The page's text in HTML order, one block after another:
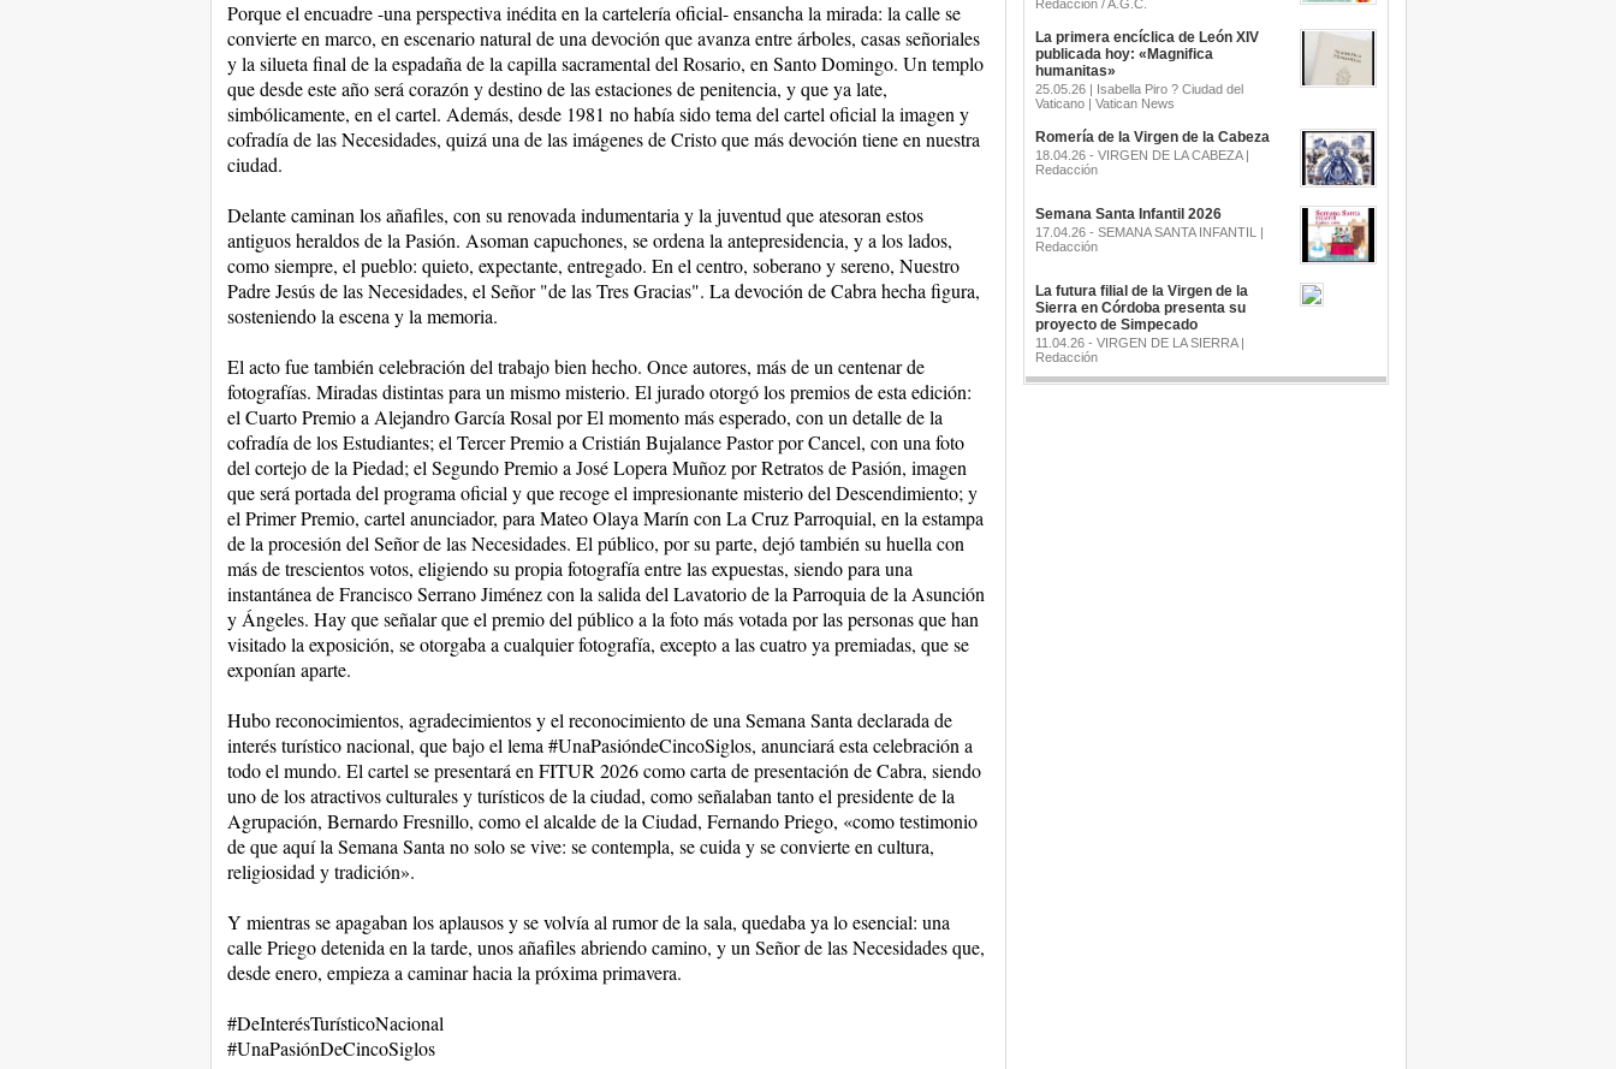
Porque el encuadre -una perspectiva inédita en la cartelería oficial- ensancha la mirada: la calle se
convierte en marco, en escenario natural de una devoción que avanza entre árboles, casas señoriales
y la silueta final de la espadaña de la capilla sacramental del Rosario, en Santo Domingo. Un templo
que desde este año será corazón y destino de las estaciones de penitencia, y que ya late,
simbólicamente, en el cartel. Además, desde 1981 no había sido tema del cartel oficial la imagen y
cofradía de las Necesidades, quizá una de las imágenes de Cristo que más devoción tiene en nuestra
ciudad.
Delante caminan los añafiles, con su renovada indumentaria y la juventud que atesoran estos
antiguos heraldos de la Pasión. Asoman capuchones, se ordena la antepresidencia, y a los lados,
como siempre, el pueblo: quieto, expectante, entregado. En el centro, soberano y sereno, Nuestro
Padre Jesús de las Necesidades, el Señor "de las Tres Gracias". La devoción de Cabra hecha figura,
sosteniendo la escena y la memoria.
El acto fue también celebración del trabajo bien hecho. Once autores, más de un centenar de
fotografías. Miradas distintas para un mismo misterio. El jurado otorgó los premios de esta edición:
el Cuarto Premio a Alejandro García Rosal por El momento más esperado, con un detalle de la
cofradía de los Estudiantes; el Tercer Premio a Cristián Bujalance Pastor por Cancel, con una foto
del cortejo de la Piedad; el Segundo Premio a José Lopera Muñoz por Retratos de Pasión, imagen
que será portada del programa oficial y que recoge el impresionante misterio del Descendimiento; y
el Primer Premio, cartel anunciador, para Mateo Olaya Marín con La Cruz Parroquial, en la estampa
de la procesión del Señor de las Necesidades. El público, por su parte, dejó también su huella con
más de trescientos votos, eligiendo su propia fotografía entre las expuestas, siendo para una
instantánea de Francisco Serrano Jiménez con la salida del Lavatorio de la Parroquia de la Asunción
y Ángeles. Hay que señalar que el premio del público a la foto más votada por las personas que han
visitado la exposición, se otorgaba a cualquier fotografía, excepto a las cuatro ya premiadas, que se
exponían aparte.
Hubo reconocimientos, agradecimientos y el reconocimiento de una Semana Santa declarada de
interés turístico nacional, que bajo el lema #UnaPasióndeCincoSiglos, anunciará esta celebración a
todo el mundo. El cartel se presentará en FITUR 2026 como carta de presentación de Cabra, siendo
uno de los atractivos culturales y turísticos de la ciudad, como señalaban tanto el presidente de la
Agrupación, Bernardo Fresnillo, como el alcalde de la Ciudad, Fernando Priego, «como testimonio
de que aquí la Semana Santa no solo se vive: se contempla, se cuida y se convierte en cultura,
religiosidad y tradición».
Y mientras se apagaban los aplausos y se volvía al rumor de la sala, quedaba ya lo esencial: una
calle Priego detenida en la tarde, unos añafiles abriendo camino, y un Señor de las Necesidades que,
desde enero, empieza a caminar hacia la próxima primavera.
#DeInterésTurísticoNacional
#UnaPasiónDeCincoSiglos
Redacción / A.G.C.
La primera encíclica de León XIV
publicada hoy: «Magnifica
humanitas»
25.05.26 | Isabella Piro ? Ciudad del
Vaticano | Vatican News
Romería de la Virgen de la Cabeza
18.04.26 - VIRGEN DE LA CABEZA |
Redacción
Semana Santa Infantil 2026
17.04.26 - SEMANA SANTA INFANTIL |
Redacción
La futura filial de la Virgen de la
Sierra en Córdoba presenta su
proyecto de Simpecado
11.04.26 - VIRGEN DE LA SIERRA |
Redacción